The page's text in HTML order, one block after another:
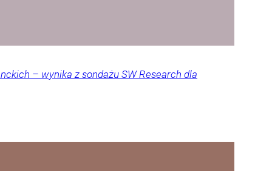
– wynika z sondażu SW Research dla